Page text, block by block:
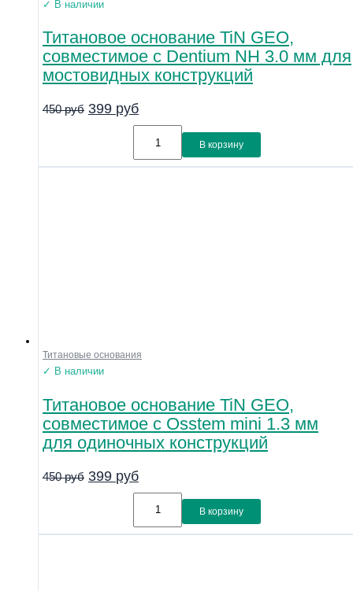
✓ В наличии
Титановое основание TiN GEO,
совместимое с Dentium NH 3.0 мм для
мостовидных конструкций
450руб 399 руб
В корзину
Титановые основания
✓ В наличии
Титановое основание TiN GEO,
совместимое с Osstem mini 1.3 мм
для одиночных конструкций
450руб 399 руб
В корзину